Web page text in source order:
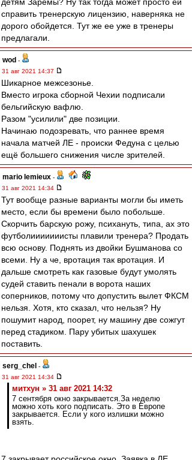
справить тренерскую лицензию, наверняка не
дорого обойдется. Тут же ее уже в тренеры
предлагали.
wod -
31 авг 2021 14:37
Шикарное межсезонье.
Вместо игрока сборной Чехии подписали
бельгийскую вафлю.
Разом "усилили" две позиции.
Начинаю подозревать, что раннее время
начала матчей ЛЕ - происки Федуна с целью
ещё большего снижения числе зрителей.
mario lemieux -
31 авг 2021 14:34
Тут вообще разные варианты могли бы иметь
место, если бы времени было побольше.
Скорчить барскую рожу, психануть, типа, ах это
футболииииииисты плавили тренера? Продать
всю основу. Поднять из двойки Бушманова со
всеми. Ну а че, вротация так вротация. И
дальше смотреть как газовые будут умолять
судей ставить пенали в ворота наших
соперников, потому что допустить вылет ФКСМ
нельзя. Хотя, кто сказал, что нельзя? Ну
пошумит народ, поорет, ну машину две сожгут
перед стадиком. Пару убитых шахушек
поставить.
serg_chel -
31 авг 2021 14:34
митхун » 31 авг 2021 14:32
7 сентября окно закрывается.За неделю
можно хоть кого подписать. Это в Европе
закрывается. Если у кого излишки можно
взять.